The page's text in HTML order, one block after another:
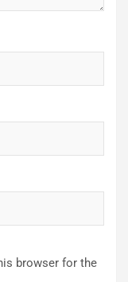
browser for the